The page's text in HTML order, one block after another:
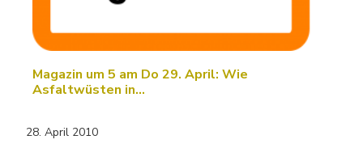
Magazin um 5 am Do 29. April: Wie
Asfaltwüsten in…
28. April 2010